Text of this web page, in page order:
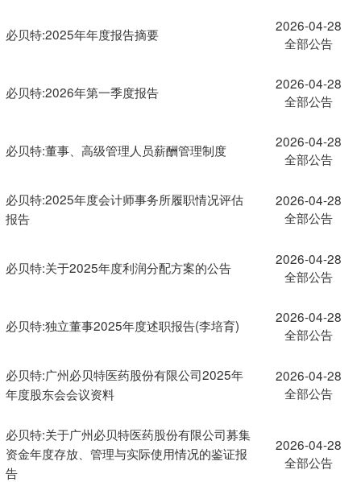
必贝特:2025年年度报告摘要
2026-04-28
全部公告
必贝特:2026年第一季度报告
2026-04-28
全部公告
必贝特:董事、高级管理人员薪酬管理制度
2026-04-28
全部公告
必贝特:2025年度会计师事务所履职情况评估
报告
2026-04-28
全部公告
必贝特:关于2025年度利润分配方案的公告
2026-04-28
全部公告
必贝特:独立董事2025年度述职报告(李培育)
2026-04-28
全部公告
必贝特:广州必贝特医药股份有限公司2025年
年度股东会会议资料
2026-04-28
全部公告
必贝特:关于广州必贝特医药股份有限公司募集
资金年度存放、管理与实际使用情况的鉴证报
告
2026-04-28
全部公告